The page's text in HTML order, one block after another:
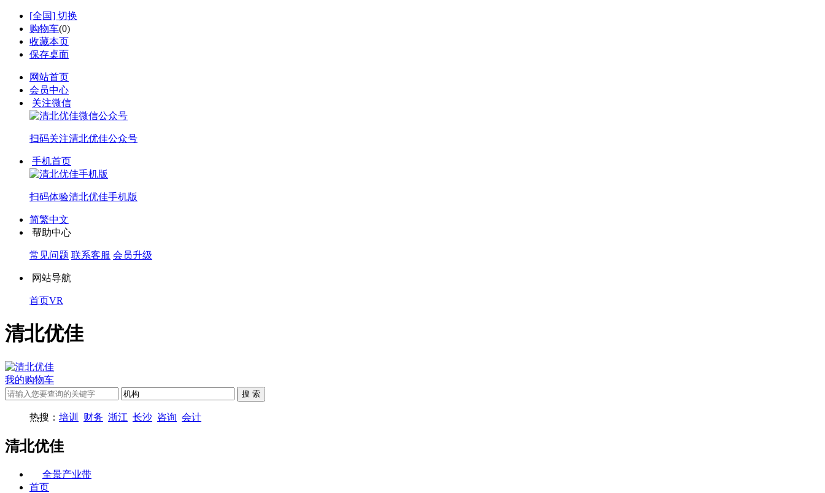
[全国] 切换
购物车(0)
收藏本页
保存桌面
网站首页
会员中心
关注微信
扫码关注清北优佳公众号
手机首页
扫码体验清北优佳手机版
简繁中文
帮助中心
常见问题 联系客服 会员升级
网站导航
首页VR
清北优佳
我的购物车
热搜： 培训 财务 浙江 长沙 咨询 会计
清北优佳
全景产业带
首页